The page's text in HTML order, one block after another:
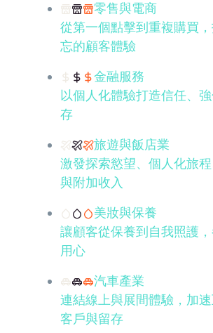
零售與電商
從第一個點擊到重複購買
忘的顧客體驗
金融服務
以個人化體驗打造信任、
存
旅遊與飯店業
激發探索慾望、個人化旅
與附加收入
美妝與保養
讓顧客從保養到自我照護
用心
汽車產業
連結線上與展間體驗，加
客戶與留存